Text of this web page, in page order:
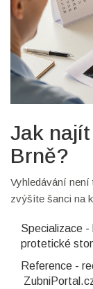
Jak
Brně?
Vyhledávání není
zvýšíte šanci na
Specializace
protetické
Reference -